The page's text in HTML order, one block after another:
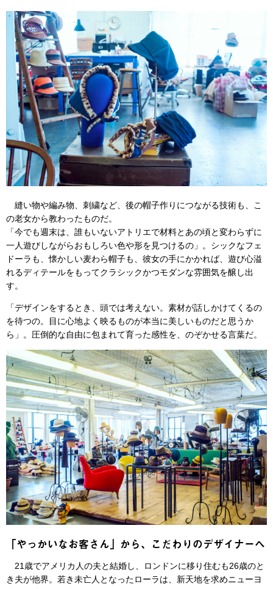
縫い物や編み物、刺繍など、後の帽子作りにつながる技術も、こ
の老女から教わったものだ。
「今でも週末は、誰もいないアトリエで材料とあの頃と変わらずに
一人遊びしながらおもしろい色や形を見つけるの」。シックなフェ
ドーラも、懐かしい麦わら帽子も、彼女の手にかかれば、遊び心溢
れるディテールをもってクラシックかつモダンな雰囲気を醸し出
す。
「デザインをするとき、頭では考えない。素材が話しかけてくるの
を待つの。目に心地よく映るものが本当に美しいものだと思うか
ら」。圧倒的な自由に包まれて育った感性を、のぞかせる言葉だ。
「やっかいなお客さん」から、こだわりのデザイナーへ
21歳でアメリカ人の夫と結婚し、ロンドンに移り住むも26歳のと
き夫が他界。若き未亡人となったローラは、新天地を求めニューヨ